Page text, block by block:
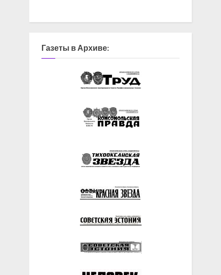
Газеты в Архиве: